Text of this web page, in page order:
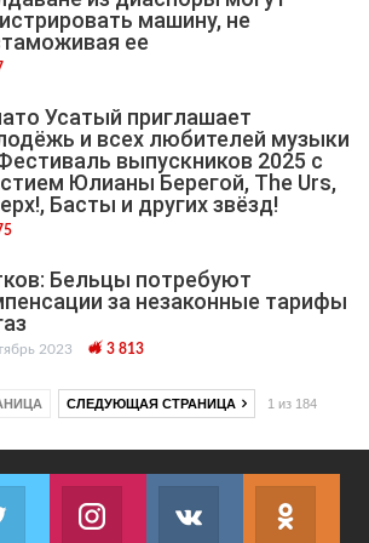
машину, не
ее
Усатый приглашает
и всех любителей музыки
выпускников 2025 с
Юлианы Берегой, The Urs,
Басты и других звёзд!
Бельцы потребуют
за незаконные тарифы
2023 3 813
СЛЕДУЮЩАЯ СТРАНИЦА 1 из 184
on Facebook
Twitter
Join us on TwitterJoin us on InstagramJoin us on VK